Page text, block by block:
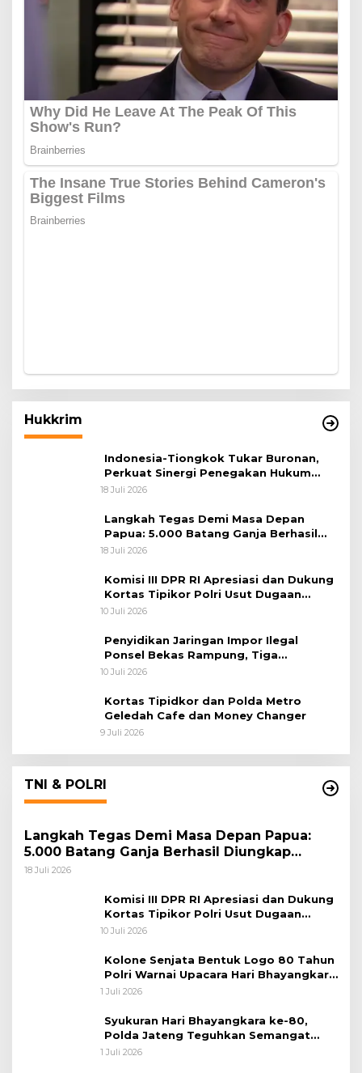
Hukkrim
Indonesia-Tiongkok Tukar Buronan,
Perkuat Sinergi Penegakan Hukum
Lintas Negara
18 Juli 2026
Langkah Tegas Demi Masa Depan
Papua: 5.000 Batang Ganja Berhasil
Diungkap Koops TNI Habema
18 Juli 2026
Komisi III DPR RI Apresiasi dan Dukung
Kortas Tipikor Polri Usut Dugaan
Korupsi Batu Bara
10 Juli 2026
Penyidikan Jaringan Impor Ilegal
Ponsel Bekas Rampung, Tiga
Tersangka Sudah P-21 dan Satu Buron
10 Juli 2026
Kortas Tipidkor dan Polda Metro
Geledah Cafe dan Money Changer
9 Juli 2026
TNI & POLRI
Langkah Tegas Demi Masa Depan Papua:
5.000 Batang Ganja Berhasil Diungkap
Koops TNI Habema
18 Juli 2026
Komisi III DPR RI Apresiasi dan Dukung
Kortas Tipikor Polri Usut Dugaan
Korupsi Batu Bara
10 Juli 2026
Kolone Senjata Bentuk Logo 80 Tahun
Polri Warnai Upacara Hari Bhayangkara
ke-80
1 Juli 2026
Syukuran Hari Bhayangkara ke-80,
Polda Jateng Teguhkan Semangat
Pengabdian dan Pererat Kebersamaan
1 Juli 2026